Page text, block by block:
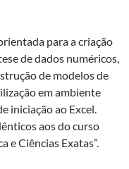
para a criação
de dados numéricos,
de modelos de
em ambiente
iniciação ao Excel.
aos do curso
e Ciências Exatas”.